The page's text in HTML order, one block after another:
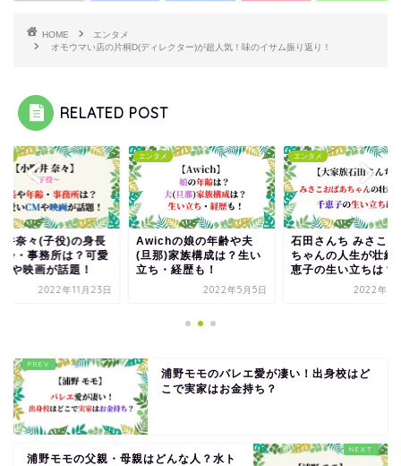
HOME
エンタメ
オモウマい店の片桐D(ディレクター)が超人気！味のイサム振り返り！
RELATED POST
の娘の年齢や夫
)家族構成は？生い
・経歴も！
2022年5月5日
エンタメ
石田さんち みさこおばあ
ちゃんの人生が壮絶！千
恵子の生い立ちは？
2022年9月16日
エンタメ
小野井奈々(子役)の
や年齢・事務所は？
いCMや映画が話題
2022年11
浦野モモのバレエ愛が凄い！出身校はど
こで実家はお金持ち？
浦野モモの父親・母親はどんな人？水ト